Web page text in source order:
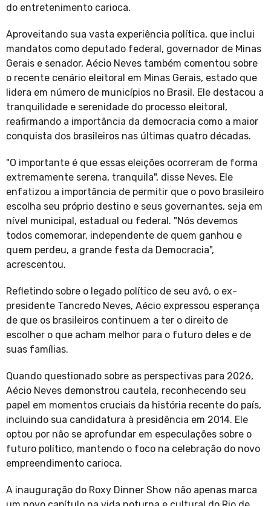
do entretenimento carioca.
Aproveitando sua vasta experiência política, que inclui
mandatos como deputado federal, governador de Minas
Gerais e senador, Aécio Neves também comentou sobre
o recente cenário eleitoral em Minas Gerais, estado que
lidera em número de municípios no Brasil. Ele destacou a
tranquilidade e serenidade do processo eleitoral,
reafirmando a importância da democracia como a maior
conquista dos brasileiros nas últimas quatro décadas.
"O importante é que essas eleições ocorreram de forma
extremamente serena, tranquila", disse Neves. Ele
enfatizou a importância de permitir que o povo brasileiro
escolha seu próprio destino e seus governantes, seja em
nível municipal, estadual ou federal. "Nós devemos
todos comemorar, independente de quem ganhou e
quem perdeu, a grande festa da Democracia",
acrescentou.
Refletindo sobre o legado político de seu avô, o ex-
presidente Tancredo Neves, Aécio expressou esperança
de que os brasileiros continuem a ter o direito de
escolher o que acham melhor para o futuro deles e de
suas famílias.
Quando questionado sobre as perspectivas para 2026,
Aécio Neves demonstrou cautela, reconhecendo seu
papel em momentos cruciais da história recente do país,
incluindo sua candidatura à presidência em 2014. Ele
optou por não se aprofundar em especulações sobre o
futuro político, mantendo o foco na celebração do novo
empreendimento carioca.
A inauguração do Roxy Dinner Show não apenas marca